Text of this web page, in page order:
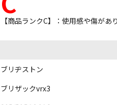
【商品ランクC】：使用感や傷が
ブリヂストン
ブリザックvrx3